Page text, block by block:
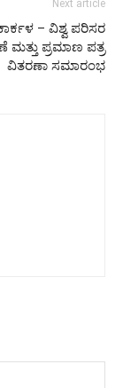
Next article
– ವಿಶ್ವ ಪರಿಸರ
ಮತ್ತು ಪ್ರಮಾಣ ಪತ್ರ
ವಿತರಣಾ ಸಮಾರಂಭ